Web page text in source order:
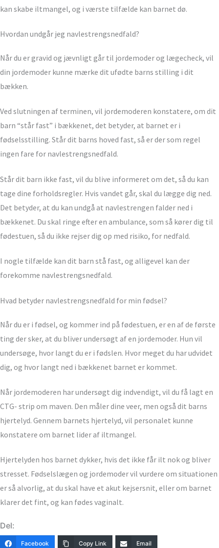
kan skabe iltmangel, og i værste tilfælde kan barnet dø.
Hvordan undgår jeg navlestrengsnedfald?
Når du er gravid og jævnligt går til jordemoder og lægecheck, vil
din jordemoder kunne mærke dit ufødte barns stilling i dit
bækken.
Ved slutningen af terminen, vil jordemoderen konstatere, om dit
barn “står fast” i bækkenet, det betyder, at barnet er i
fødselsstilling. Står dit barns hoved fast, så er der som regel
ingen fare for navlestrengsnedfald.
Står dit barn ikke fast, vil du blive informeret om det, så du kan
tage dine forholdsregler. Hvis vandet går, skal du lægge dig ned.
Det betyder, at du kan undgå at navlestrengen falder ned i
bækkenet. Du skal ringe efter en ambulance, som så kører dig til
fødestuen, så du ikke rejser dig op med risiko, for nedfald.
I nogle tilfælde kan dit barn stå fast, og alligevel kan der
forekomme navlestrengsnedfald.
Hvad betyder navlestrengsnedfald for min fødsel?
Når du er i fødsel, og kommer ind på fødestuen, er en af de første
ting der sker, at du bliver undersøgt af en jordemoder. Hun vil
undersøge, hvor langt du er i fødslen. Hvor meget du har udvidet
dig, og hvor langt ned i bækkenet barnet er kommet.
Når jordemoderen har undersøgt dig indvendigt, vil du få lagt en
CTG- strip om maven. Den måler dine veer, men også dit barns
hjertelyd. Gennem barnets hjertelyd, vil personalet kunne
konstatere om barnet lider af iltmangel.
Hjertelyden hos barnet dykker, hvis det ikke får ilt nok og bliver
stresset. Fødselslægen og jordemoder vil vurdere om situationen
er så alvorlig, at du skal have et akut kejsersnit, eller om barnet
klarer det fint, og kan fødes vaginalt.
Del:
Facebook Copy Link Email